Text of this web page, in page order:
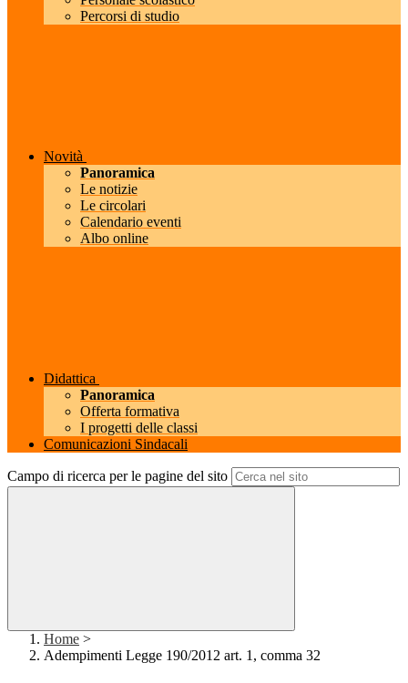
Percorsi di studio
Novità
Panoramica
Le notizie
Le circolari
Calendario eventi
Albo online
Didattica
Panoramica
Offerta formativa
I progetti delle classi
Comunicazioni Sindacali
Campo di ricerca per le pagine del sito
Home >
Adempimenti Legge 190/2012 art. 1, comma 32